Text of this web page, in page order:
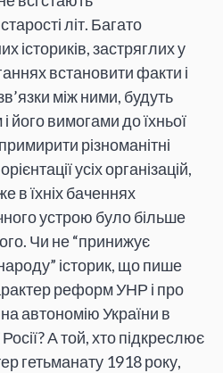
літ. Багато
істориків, застряглих у
встановити факти і
між ними, будуть
його вимогами до їхньої
різноманітні
усіх організацій,
в їхніх баченнях
устрою було більше
Чи не “принижує
народу” історик, що пише
реформ УНР і про
автономію України в
А той, хто підкреслює
гетьманату 1918 року,